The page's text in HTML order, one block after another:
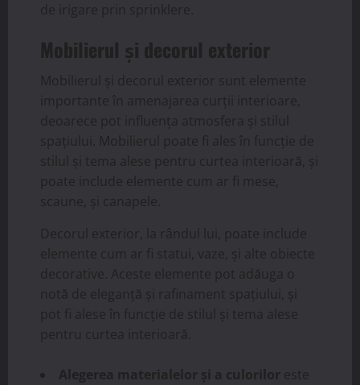
de irigare prin sprinklere.
Mobilierul și decorul exterior
Mobilierul și decorul exterior sunt elemente
importante în amenajarea curții interioare,
deoarece pot influența atmosfera și stilul
spațiului. Mobilierul poate fi ales în funcție de
stilul și tema alese pentru curtea interioară, și
poate include elemente cum ar fi mese,
scaune, și canapele.
Decorul exterior, la rândul lui, poate include
elemente cum ar fi statui, vaze, și alte obiecte
decorative. Aceste elemente pot adăuga o
notă de eleganță și rafinament spațiului, și
pot fi alese în funcție de stilul și tema alese
pentru curtea interioară.
Alegerea materialelor și a culorilor este